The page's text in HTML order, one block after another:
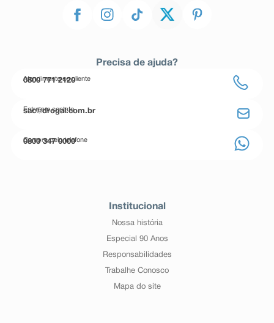
Precisa de ajuda?
Atendimento ao cliente
0800 771 2120
Entre em contato
sac@drogal.com.br
Compre pelo telefone
0800 347 0000
Institucional
Nossa história
Especial 90 Anos
Responsabilidades
Trabalhe Conosco
Mapa do site